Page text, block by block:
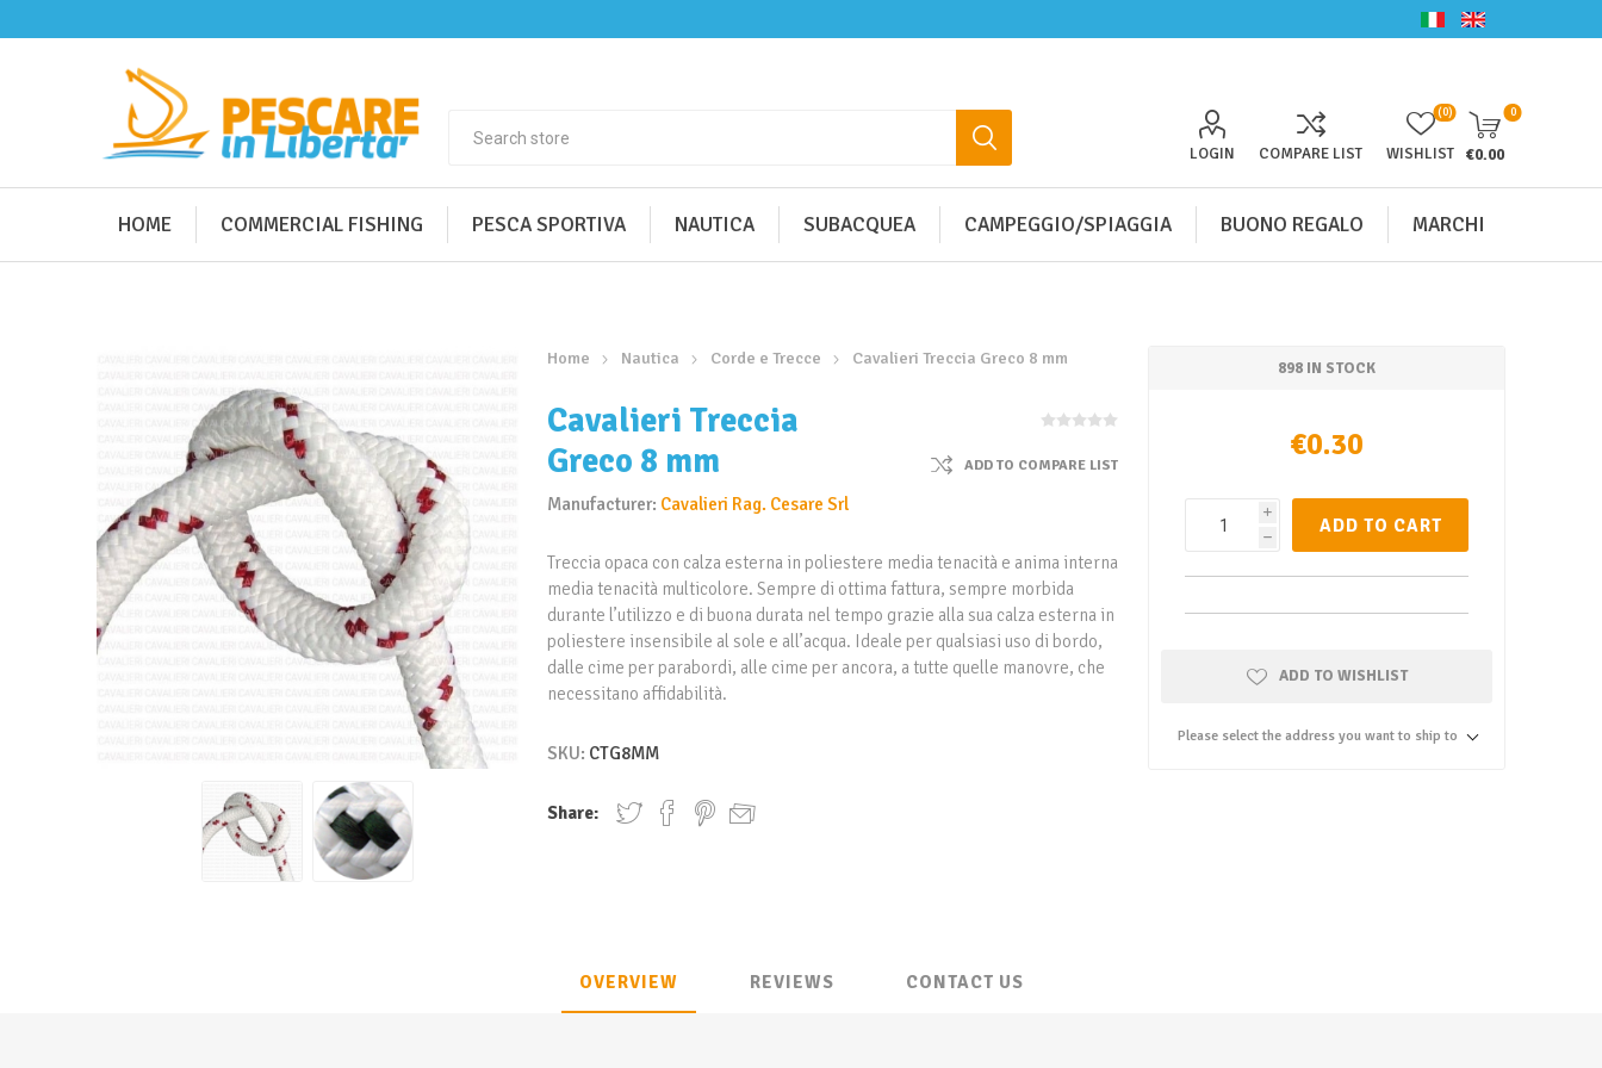
LOGIN COMPARE LIST WISHLIST
(0) 0
€0.00
HOME COMMERCIAL FISHING PESCA SPORTIVA NAUTICA SUBACQUEA CAMPEGGIO/SPIAGGIA BUONO REGALO MARCHI
Home Nautica Corde e Trecce Cavalieri Treccia Greco 8 mm
Cavalieri Treccia
Greco 8 mm
Manufacturer: Cavalieri Rag. Cesare Srl
ADD TO COMPARE LIST
Treccia opaca con calza esterna in poliestere media tenacità e anima interna
media tenacità multicolore. Sempre di ottima fattura, sempre morbida
durante l’utilizzo e di buona durata nel tempo grazie alla sua calza esterna in
poliestere insensibile al sole e all’acqua. Ideale per qualsiasi uso di bordo,
dalle cime per parabordi, alle cime per ancora, a tutte quelle manovre, che
necessitano affidabilità.
SKU: CTG8MM
Share:
898 IN STOCK
€0.30
i
h
ADD TO CART
ADD TO WISHLIST
Please select the address you want to ship to
OVERVIEW REVIEWS CONTACT US